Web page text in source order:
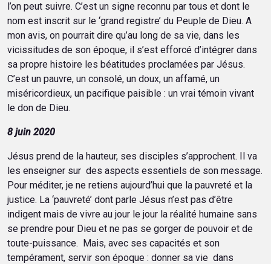
l’on peut suivre. C’est un signe reconnu par tous et dont le
nom est inscrit sur le ‘grand registre’ du Peuple de Dieu. A
mon avis, on pourrait dire qu’au long de sa vie, dans les
vicissitudes de son époque, il s’est efforcé d’intégrer dans
sa propre histoire les béatitudes proclamées par Jésus.
C’est un pauvre, un consolé, un doux, un affamé, un
miséricordieux, un pacifique paisible : un vrai témoin vivant
le don de Dieu.
8 juin 2020
Jésus prend de la hauteur, ses disciples s’approchent. Il va
les enseigner sur des aspects essentiels de son message.
Pour méditer, je ne retiens aujourd’hui que la pauvreté et la
justice. La ‘pauvreté’ dont parle Jésus n’est pas d’être
indigent mais de vivre au jour le jour la réalité humaine sans
se prendre pour Dieu et ne pas se gorger de pouvoir et de
toute-puissance. Mais, avec ses capacités et son
tempérament, servir son époque : donner sa vie dans